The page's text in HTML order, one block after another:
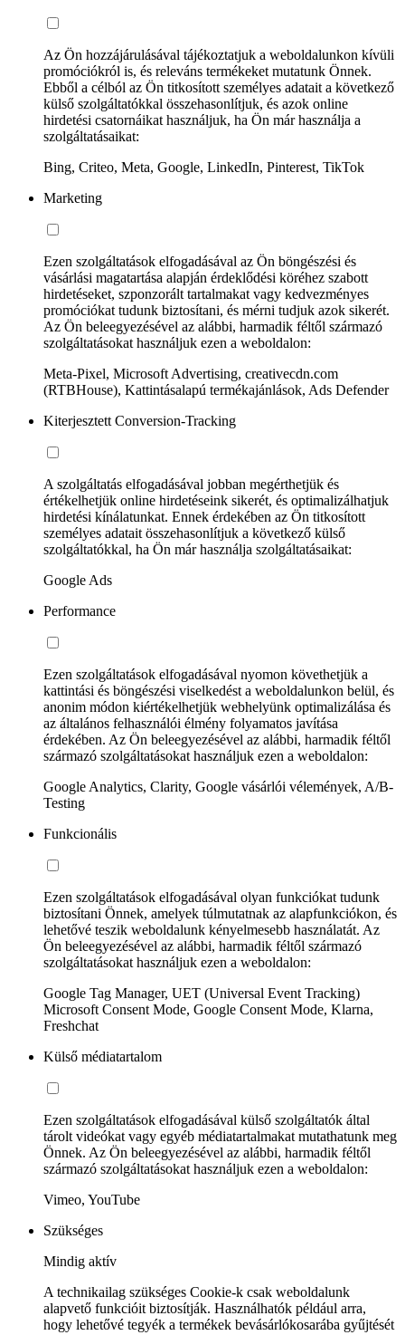
Az Ön hozzájárulásával tájékoztatjuk a weboldalunkon kívüli
promóciókról is, és releváns termékeket mutatunk Önnek.
Ebből a célból az Ön titkosított személyes adatait a következő
külső szolgáltatókkal összehasonlítjuk, és azok online
hirdetési csatornáikat használjuk, ha Ön már használja a
szolgáltatásaikat:
Bing, Criteo, Meta, Google, LinkedIn, Pinterest, TikTok
Marketing
Ezen szolgáltatások elfogadásával az Ön böngészési és
vásárlási magatartása alapján érdeklődési köréhez szabott
hirdetéseket, szponzorált tartalmakat vagy kedvezményes
promóciókat tudunk biztosítani, és mérni tudjuk azok sikerét.
Az Ön beleegyezésével az alábbi, harmadik féltől származó
szolgáltatásokat használjuk ezen a weboldalon:
Meta-Pixel, Microsoft Advertising, creativecdn.com
(RTBHouse), Kattintásalapú termékajánlások, Ads Defender
Kiterjesztett Conversion-Tracking
A szolgáltatás elfogadásával jobban megérthetjük és
értékelhetjük online hirdetéseink sikerét, és optimalizálhatjuk
hirdetési kínálatunkat. Ennek érdekében az Ön titkosított
személyes adatait összehasonlítjuk a következő külső
szolgáltatókkal, ha Ön már használja szolgáltatásaikat:
Google Ads
Performance
Ezen szolgáltatások elfogadásával nyomon követhetjük a
kattintási és böngészési viselkedést a weboldalunkon belül, és
anonim módon kiértékelhetjük webhelyünk optimalizálása és
az általános felhasználói élmény folyamatos javítása
érdekében. Az Ön beleegyezésével az alábbi, harmadik féltől
származó szolgáltatásokat használjuk ezen a weboldalon:
Google Analytics, Clarity, Google vásárlói vélemények, A/B-
Testing
Funkcionális
Ezen szolgáltatások elfogadásával olyan funkciókat tudunk
biztosítani Önnek, amelyek túlmutatnak az alapfunkciókon, és
lehetővé teszik weboldalunk kényelmesebb használatát. Az
Ön beleegyezésével az alábbi, harmadik féltől származó
szolgáltatásokat használjuk ezen a weboldalon:
Google Tag Manager, UET (Universal Event Tracking)
Microsoft Consent Mode, Google Consent Mode, Klarna,
Freshchat
Külső médiatartalom
Ezen szolgáltatások elfogadásával külső szolgáltatók által
tárolt videókat vagy egyéb médiatartalmakat mutathatunk meg
Önnek. Az Ön beleegyezésével az alábbi, harmadik féltől
származó szolgáltatásokat használjuk ezen a weboldalon:
Vimeo, YouTube
Szükséges
Mindig aktív
A technikailag szükséges Cookie-k csak weboldalunk
alapvető funkcióit biztosítják. Használhatók például arra,
hogy lehetővé tegyék a termékek bevásárlókosarába gyűjtését